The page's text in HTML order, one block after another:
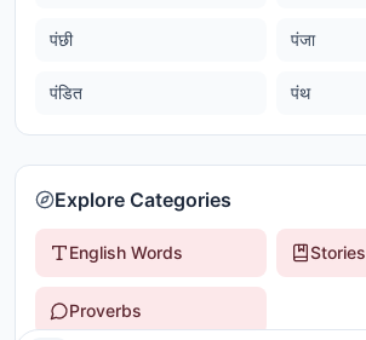
पंछी पंजा
पंडित पंथ
Explore Categories
English Words Stories
Proverbs